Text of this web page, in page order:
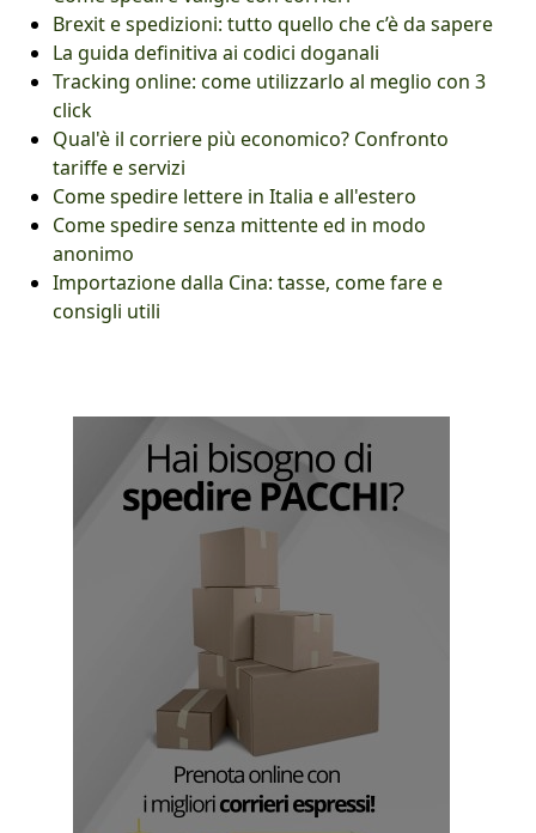
Brexit e spedizioni: tutto quello che c’è da sapere
La guida definitiva ai codici doganali
Tracking online: come utilizzarlo al meglio con 3
click
Qual'è il corriere più economico? Confronto
tariffe e servizi
Come spedire lettere in Italia e all'estero
Come spedire senza mittente ed in modo
anonimo
Importazione dalla Cina: tasse, come fare e
consigli utili